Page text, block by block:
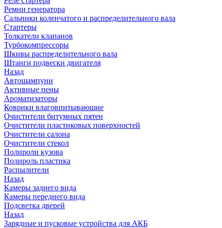
Ремни генератора
Сальники коленчатого и распределительного вала
Стартеры
Толкатели клапанов
Турбокомпрессоры
Шкивы распределительного вала
Штанги подвески двигателя
Назад
Автошампуни
Активные пены
Ароматизаторы
Коврики влаговпитывающие
Очистители битумных пятен
Очистители пластиковых поверхностей
Очистители салона
Очистители стекол
Полироли кузова
Полироль пластика
Распылители
Назад
Камеры заднего вида
Камеры переднего вида
Подсветка дверей
Назад
Зарядные и пусковые устройства для АКБ